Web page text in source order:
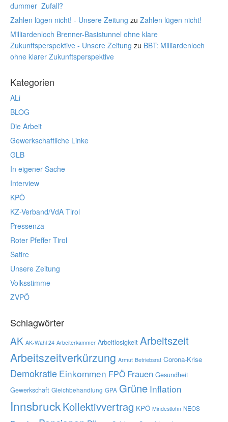
dummer Zufall?
Zahlen lügen nicht! - Unsere Zeitung zu Zahlen lügen nicht!
Milliardenloch Brenner-Basistunnel ohne klare
Zukunftsperspektive - Unsere Zeitung zu BBT: Milliardenloch
ohne klarer Zukunftsperspektive
Kategorien
ALi
BLOG
Die Arbeit
Gewerkschaftliche Linke
GLB
In eigener Sache
Interview
KPÖ
KZ-Verband/VdA Tirol
Pressenza
Roter Pfeffer Tirol
Satire
Unsere Zeitung
Volksstimme
ZVPÖ
Schlagwörter
AK AK-Wahl 24 Arbeiterkammer Arbeitlosigkeit Arbeitszeit
Arbeitszeitverkürzung Armut Betriebsrat Corona-Krise
Demokratie Einkommen FPÖ Frauen Gesundheit
Gewerkschaft Gleichbehandlung GPA Grüne Inflation
InnsbruckKollektivvertrag KPÖ Mindestlohn NEOS